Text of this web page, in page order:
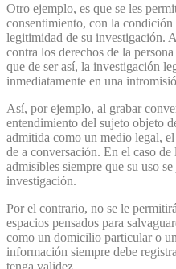
Otro ejemplo, es que se les
consentimiento, con la condición
legitimidad de su investigación.
contra los derechos de la
que de ser así, la investigación
inmediatamente en una
Así, por ejemplo, al grabar
entendimiento del sujeto objeto
admitida como un medio legal,
de a conversación. En el caso de
admisibles siempre que su uso
investigación.
Por el contrario, no se le
espacios pensados para
como un domicilio particular o
información siempre debe
tenga validez.